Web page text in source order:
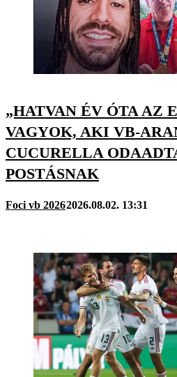
„HATVAN ÉV ÓTA AZ
VAGYOK, AKI VB-
CUCURELLA
POSTÁSNAK
Foci vb 20262026.08.02. 13:31